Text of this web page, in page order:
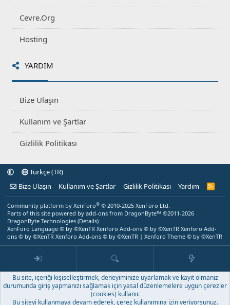
Cevre.Org
Hosting
YARDIM
Bize Ulaşın
Kullanım ve Şartlar
Gizlilik Politikası
Türkçe (TR)
Bize Ulaşın
Kullanım ve Şartlar Gizlilik Politikası Yardım
R
Community platform by XenForo® © 2010-2025 XenForo Ltd.
Parts of this site powered by add-ons from DragonByte™ ©2011-2026
DragonByte Technologies (Details)
XenForo Language © by ©XenTR Xenforo Add-ons © by ©XenTR Xenforo Add-
ons © by ©XenTR Xenforo Add-ons © by ©XenTR | Xenforo Theme © by ©XenTR
Bu site, içeriği kişiselleştirmek, deneyiminize uyarlamak ve kayıt olmanız
durumunda giriş yapmanızı sağlamak için yasal düzenlemelere uygun çerezler
(cookies) kullanır.
Bu siteyi kullanmaya devam ederek, çerez kullanımına izin veriyorsunuz.